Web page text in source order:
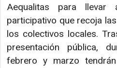
Aequalitas para
participativo que recoja
los colectivos locales.
presentación pública,
febrero y marzo